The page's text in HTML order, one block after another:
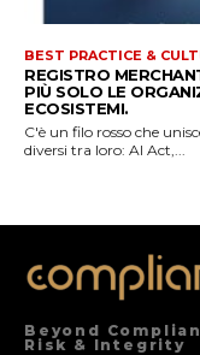
BEST PRACTICE &
REGISTRO
PIÙ SOLO LE
ECOSISTEMI.
C'è un filo rosso che
diversi tra loro: AI Act,...
Beyond
Risk & Integrity